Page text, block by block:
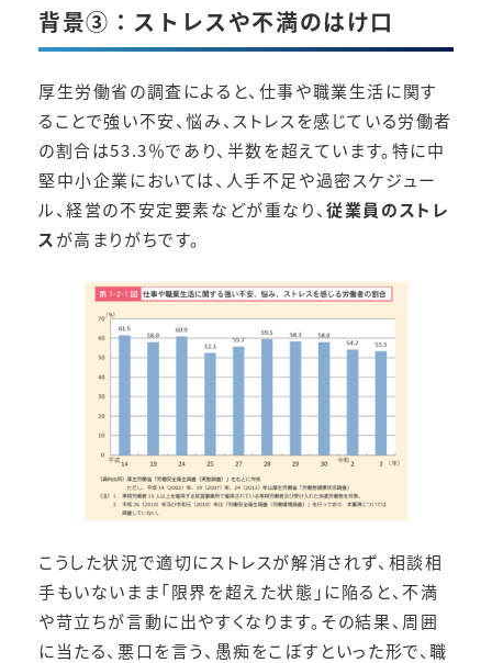
背景③：ストレスや不満のはけ口
厚生労働省の調査によると、仕事や職業生活に関す
ることで強い不安、悩み、ストレスを感じている労働者
の割合は53.3％であり、半数を超えています。特に中
堅中小企業においては、人手不足や過密スケジュー
ル、経営の不安定要素などが重なり、従業員のストレ
ス が高まりがちです。
こうした状況で適切にストレスが解消されず、相談相
手もいないまま「限界を超えた状態」に陥ると、不満
や苛立ちが言動に出やすくなります。その結果、周囲
に当たる、悪口を言う、愚痴をこぼすといった形で、職